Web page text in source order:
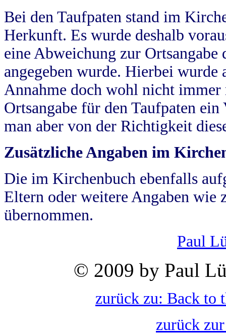
Bei den Taufpaten stand im
Herkunft. Es wurde deshalb
eine Abweichung zur
angegeben wurde. Hierbei wurde
Annahme doch wohl nicht
Ortsangabe für den Taufpaten
man aber von der Richtigkeit
Zusätzliche Angaben im
Die im Kirchenbuch ebenfalls
Eltern oder weitere Angaben wie
übernommen.
Paul
© 2009 by Paul
zurück zu: Back to
zurück